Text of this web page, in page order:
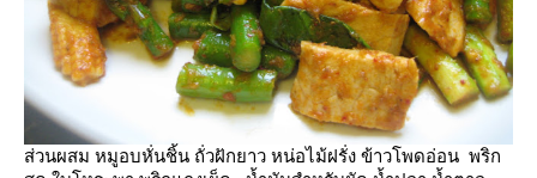
ส่วนผสม หมูอบหั่นชิ้น ถั่วฝักยาว หน่อไม้ฝรั่ง ข้าวโพดอ่อน พริก